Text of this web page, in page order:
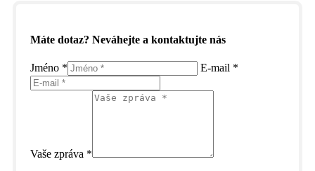
Máte dotaz? Neváhejte a kontaktujte nás
Jméno * E-mail *
Vaše zpráva *